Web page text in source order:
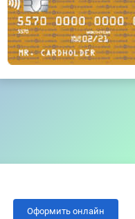
Оформить онлайн